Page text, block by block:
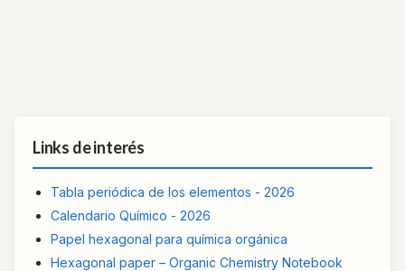
Links de interés
Tabla periódica de los elementos - 2026
Calendario Químico - 2026
Papel hexagonal para química orgánica
Hexagonal paper – Organic Chemistry Notebook